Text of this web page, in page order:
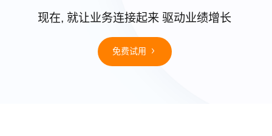
现在, 就让业务连接起来 驱动业绩增长
免费试用